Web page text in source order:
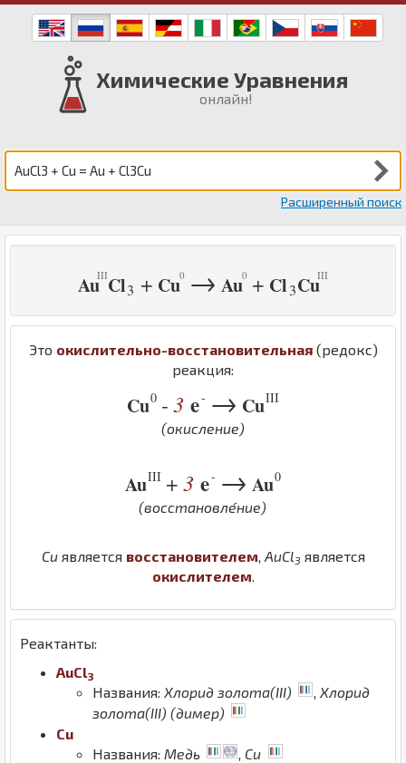
Химические Уравнения
онлайн!
Расширенный поиск
Au Cl3 + Cu → Au + Cl3Cu
Это окислительно-восстановительная(редокс)
реакция:
Cu0 - 3 e- → CuIII
(окисление)
AuIII + 3 e- → Au0
(восстановле́ние)
Cuявляется восстановителем AuCl3 является
окислителем
Реактанты:
AuCl3
Названия: Хлорид золота(III)
Хлорид
золота(III) (димер)
Cu
Названия: Медь
Cu